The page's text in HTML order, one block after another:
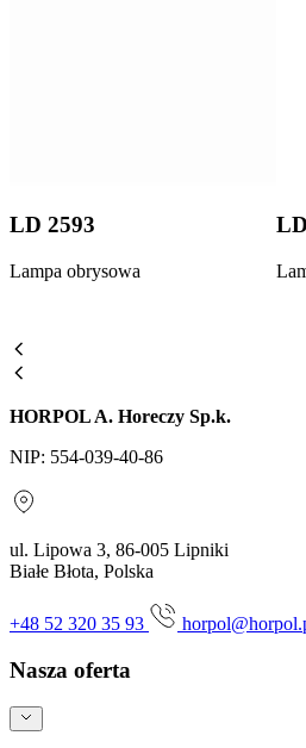
LD 2593
Lampa obrysowa
HORPOL A. Horeczy Sp.k.
NIP: 554-039-40-86
ul. Lipowa 3, 86-005 Lipniki
Białe Błota, Polska
+48 52 320 35 93
Nasza oferta